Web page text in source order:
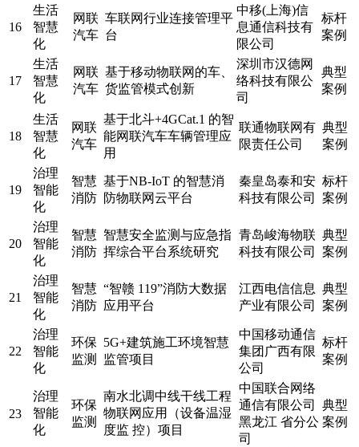
16
生活
智慧
化
网联
汽车
车联网行业连接管理平
台
中移(上海)信
息通信科技有
限公司
标杆
案例
17
生活
智慧
化
网联
汽车
基于移动物联网的车、
货监管模式创新
深圳市汉德网
络科技有限公
司
典型
案例
18
生活
智慧
化
网联
汽车
基于北斗+4GCat.1 的智
能网联汽车车辆管理应
用
联通物联网有
限责任公司
典型
案例
19
治理
智能
化
智慧
消防
基于NB-IoT 的智慧消
防物联网云平台
秦皇岛泰和安
科技有限公司
标杆
案例
20
治理
智能
化
智慧
消防
智慧安全监测与应急指
挥综合平台系统研究
青岛峻海物联
科技有限公司
典型
案例
21
治理
智能
化
智慧
消防
“智赣 119”消防大数据
应用平台
江西电信信息
产业有限公司
典型
案例
22
治理
智能
化
环保
监测
5G+建筑施工环境智慧
监管项目
中国移动通信
集团广西有限
公司
标杆
案例
23
治理
智能
化
环保
监测
南水北调中线干线工程
物联网应用（设备温湿
度监 控）项目
中国联合网络
通信有限公司
黑龙江 省分公
司
典型
案例